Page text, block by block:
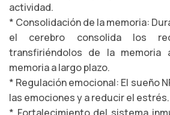
actividad.
* Consolidación de la memoria:
el cerebro consolida los
transfiriéndolos de la
memoria a largo plazo.
* Regulación emocional: El sueño
las emociones y a reducir el estrés.